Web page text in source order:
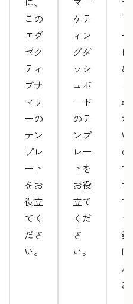
この
エグ
ゼク
ティ
ブサ
マリ
ーの
テン
プレ
ート
をお
役立
てく
ださ
い。
ケテ
ィン
グダ
ッシ
ュボ
ード
のテ
ンプ
レー
トを
お役
立て
くだ
さ
い。
載
の
手